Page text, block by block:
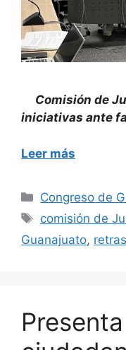
Comisión de
iniciativas ante
Leer más
Categorías
Congreso de
Etiquetas
comisión de
Guanajuato,